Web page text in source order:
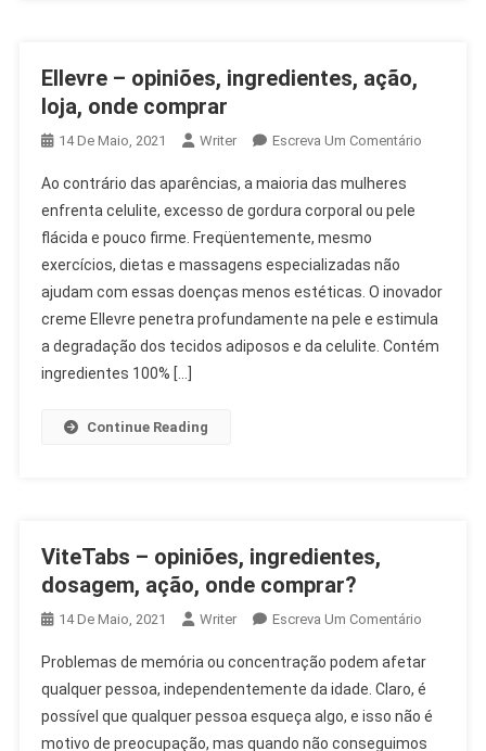
Ellevre – opiniões, ingredientes, ação,
loja, onde comprar
14 De Maio, 2021 Writer Escreva Um ComentárioOn
Loja,
Onde
Comprar
Ao contrário das aparências, a maioria das mulheres
enfrenta celulite, excesso de gordura corporal ou pele
flácida e pouco firme. Freqüentemente, mesmo
exercícios, dietas e massagens especializadas não
ajudam com essas doenças menos estéticas. O inovador
creme Ellevre penetra profundamente na pele e estimula
a degradação dos tecidos adiposos e da celulite. Contém
ingredientes 100% […]
Continue Reading
ViteTabs – opiniões, ingredientes,
dosagem, ação, onde comprar?
14 De Maio, 2021 Writer Escreva Um ComentárioOn
–
Opiniões,
Dosagem,
Problemas de memória ou concentração podem afetar
qualquer pessoa, independentemente da idade. Claro, é
possível que qualquer pessoa esqueça algo, e isso não é
motivo de preocupação, mas quando não conseguimos